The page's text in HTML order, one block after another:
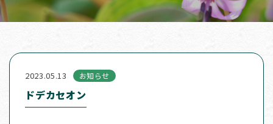
2023.05.13 お知らせ
ドデカセオン